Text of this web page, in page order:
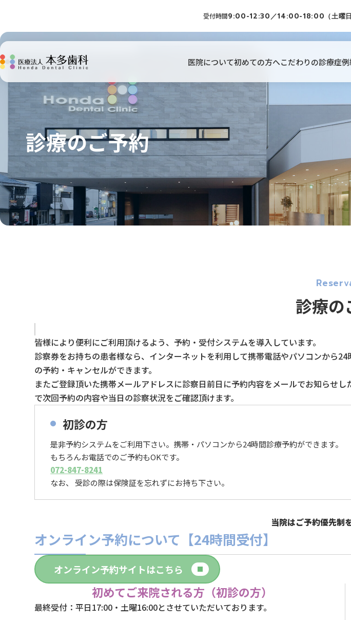
受付時間9:00-12:30／14:00-18:00（土曜
医院について初めての方へこだわりの診療症
診療のご予約
診療の
皆様により便利にご利用頂けるよう、予約・受付システムを導入しています。
診察券をお持ちの患者様なら、インターネットを利用して携帯電話やパソコンから24
の予約・キャンセルができます。
またご登録頂いた携帯メールアドレスに診察日前日に予約内容をメールでお知らせし
で次回予約の内容や当日の診察状況をご確認頂けます。
初診の方
是非予約システムをご利用下さい。携帯・パソコンから24時間診療予約ができます。
もちろんお電話でのご予約もOKです。
072-847-8241
なお、 受診の際は保険証を忘れずにお持ち下さい。
当院はご予約優先制
オンライン予約について【24時間受付】
オンライン予約サイトはこちら
初めてご来院される方（初診の方）
最終受付：平日17:00・土曜16:00とさせていただいております。